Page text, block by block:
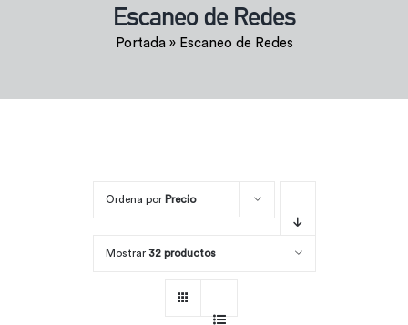
Escaneo de Redes
Portada» Escaneo de Redes
Ordena por Precio
Mostrar 32 productos